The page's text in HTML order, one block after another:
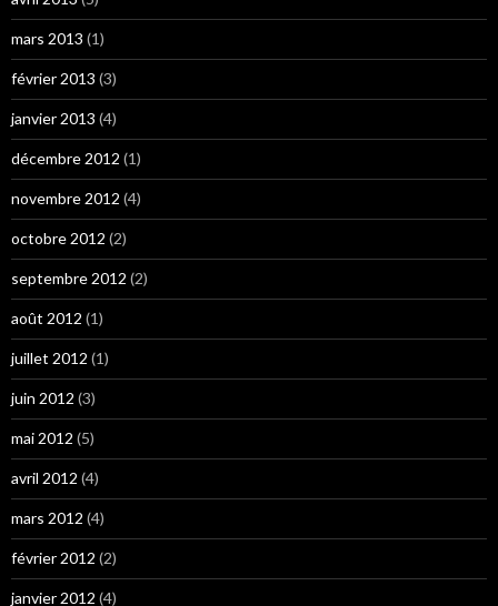
mars 2013 (1)
février 2013 (3)
janvier 2013 (4)
décembre 2012 (1)
novembre 2012 (4)
octobre 2012 (2)
septembre 2012 (2)
août 2012 (1)
juillet 2012 (1)
juin 2012 (3)
mai 2012 (5)
avril 2012 (4)
mars 2012 (4)
février 2012 (2)
janvier 2012 (4)